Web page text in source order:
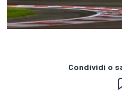
Condividi o